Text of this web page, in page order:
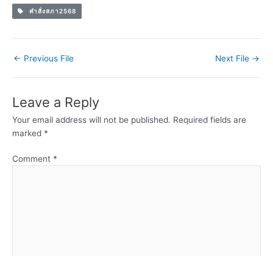
คำสั่งสภา2568
← Previous File Next File →
Leave a Reply
Your email address will not be published. Required fields are
marked *
Comment *